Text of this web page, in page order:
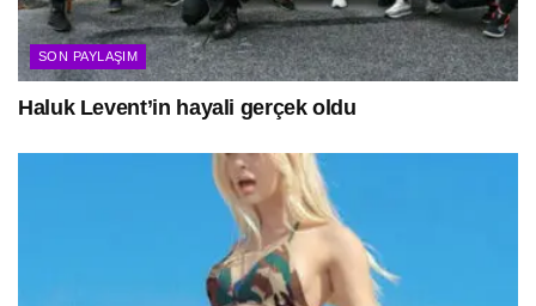
SON PAYLAŞIM
Haluk Levent’in hayali gerçek oldu